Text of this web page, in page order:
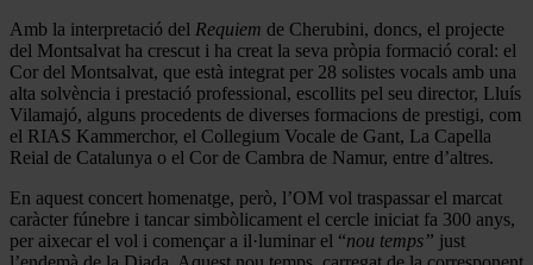
Amb la interpretació del Requiem de Cherubini, doncs, el projecte
del Montsalvat ha crescut i ha creat la seva pròpia formació coral: el
Cor del Montsalvat, que està integrat per 28 solistes vocals amb una
alta solvència i prestació professional, escollits pel seu director, Lluís
Vilamajó, alguns procedents de diverses formacions de prestigi, com
el RIAS Kammerchor, el Collegium Vocale de Gant, La Capella
Reial de Catalunya o el Cor de Cambra de Namur, entre d’altres.
En aquest concert homenatge, però, l’OM vol traspassar el marcat
caràcter fúnebre i tancar simbòlicament el cercle iniciat fa 300 anys,
per aixecar el vol i començar a il·luminar el “nou temps” just